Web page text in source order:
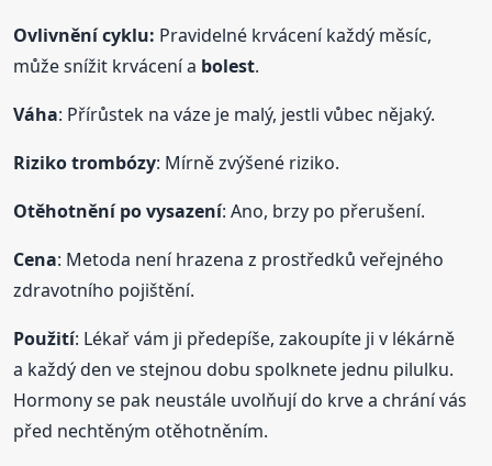
Ovlivnění cyklu: Pravidelné krvácení každý měsíc,
může snížit krvácení a bolest.
Váha: Přírůstek na váze je malý, jestli vůbec nějaký.
Riziko trombózy: Mírně zvýšené riziko.
Otěhotnění po vysazení: Ano, brzy po přerušení.
Cena: Metoda není hrazena z prostředků veřejného
zdravotního pojištění.
Použití: Lékař vám ji předepíše, zakoupíte ji v lékárně
a každý den ve stejnou dobu spolknete jednu pilulku.
Hormony se pak neustále uvolňují do krve a chrání vás
před nechtěným otěhotněním.